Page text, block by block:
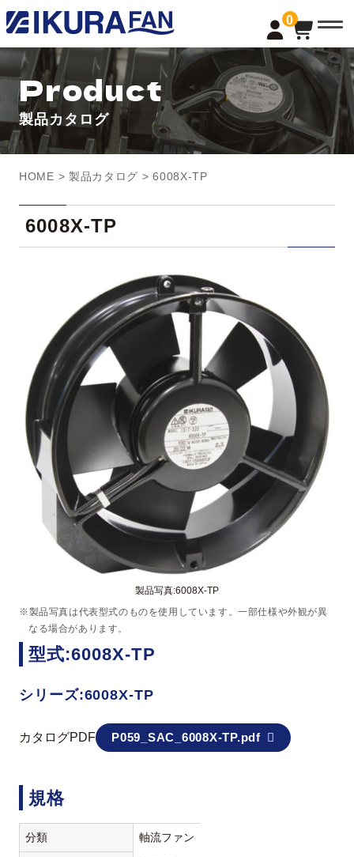
0
t
o
g
l
e
a
v
i
g
a
n
Product
製品カタログ
HOME > 製品カタログ > 6008X-TP
6008X-TP
製品写真:6008X-TP
※製品写真は代表型式のものを使用しています。一部仕様や外観が異
なる場合があります。
型式:6008X-TP
シリーズ:6008X-TP
カタログPDF P059_SAC_6008X-TP.pdf
規格
分類 軸流ファン